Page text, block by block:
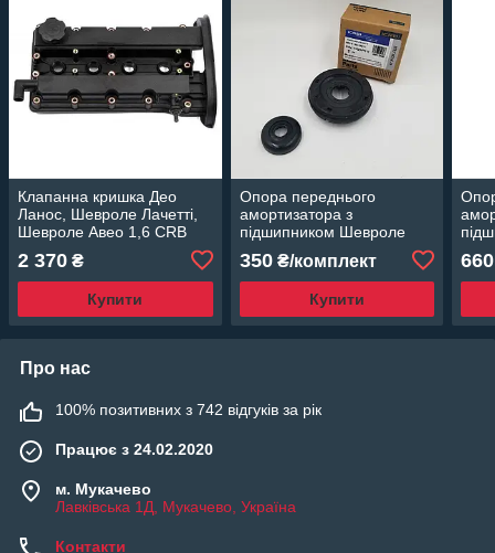
Клапанна кришка Део
Ланос, Шевроле Лачетті,
Шевроле Авео 1,6 CRB
2 370 ₴
Купити
Опора переднього
амортизатора з
підшипником Шевроле
350₴/комплект
Купити
660
Про нас
100% позитивних з 742 відгуків за рік
Працює з 24.02.2020
м. Мукачево
Лавківська 1Д, Мукачево, Україна
Контакти